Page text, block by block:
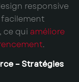
responsive
ce qui améliore
.
– Stratégies